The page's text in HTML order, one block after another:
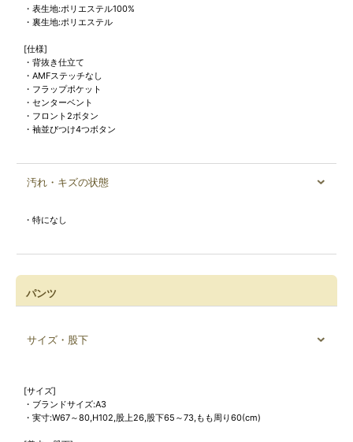
・表生地:ポリエステル100%
・裏生地:ポリエステル
[仕様]
・背抜き仕立て
・AMFステッチなし
・フラップポケット
・センターベント
・フロント2ボタン
・袖並びつけ4つボタン
汚れ・キズの状態
・特になし
パンツ
サイズ・股下
[サイズ]
・ブランドサイズ:A3
・実寸:W67～80,H102,股上26,股下65～73,もも周り60(cm)